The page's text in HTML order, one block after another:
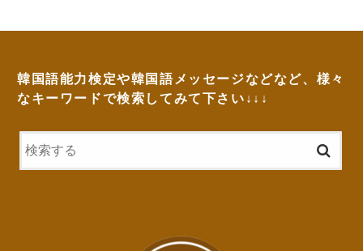
韓国語能力検定や韓国語メッセージなどなど、様々
なキーワードで検索してみて下さい↓↓↓